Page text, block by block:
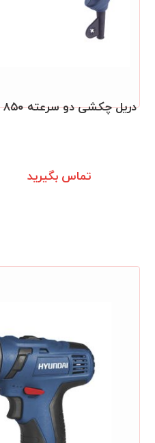
دریل چکشی دو سرعته ۸۵۰ وات هیوندای مدل ۸۵۲۴‎-ID
تماس بگیرید